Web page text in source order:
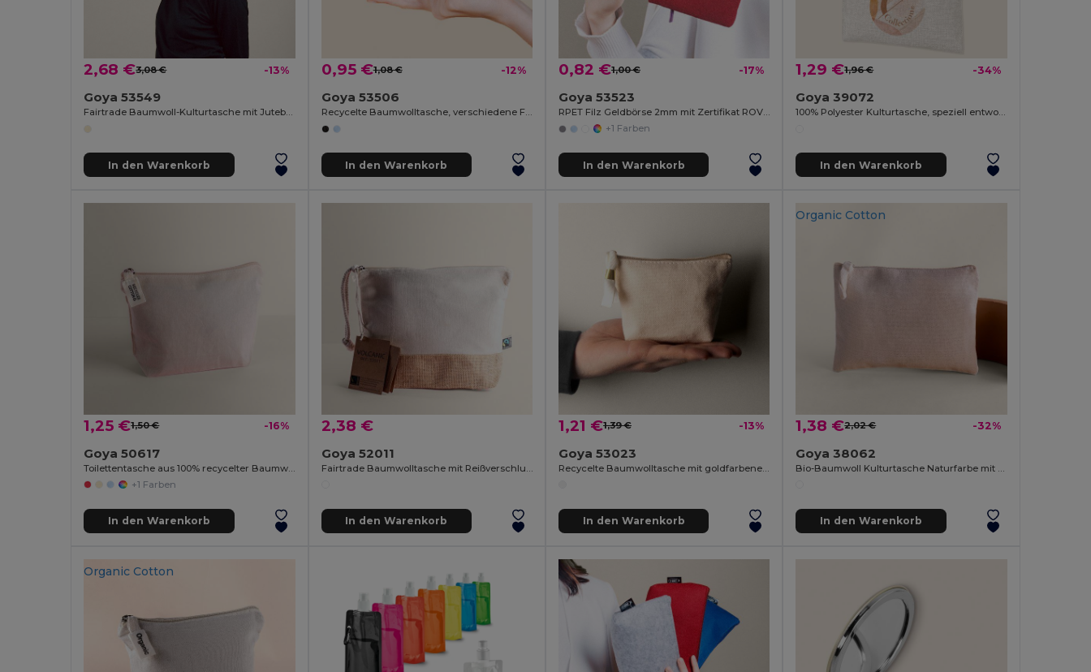
2,68 €3,08 € -13%
Goya 53549
Fairtrade Baumwoll-Kulturtasche mit Juteboden und Griff PALAWAN
In den Warenkorb
0,95 €1,08 € -12%
Goya 53506
Recycelte Baumwolltasche, verschiedene Farben, GRS-Zertifikat KALA
In den Warenkorb
0,82 €1,00 € -17%
Goya 53523
RPET Filz Geldbörse 2mm mit Zertifikat ROVER
+1 Farben
In den Warenkorb
1,29 €1,96 € -34%
Goya 39072
100% Polyester Kulturtasche, speziell entworfen SION
In den Warenkorb
1,25 €1,50 € -16%
Goya 50617
+1 Farben
In den Warenkorb
2,38 €
Goya 52011
In den Warenkorb
1,21 €1,39 € -13%
Goya 53023
Recycelte Baumwolltasche mit goldfarbenem Reißverschluss ARGENT
In den Warenkorb
Organic Cotton
1,38 €2,02 € -32%
Goya 38062
In den Warenkorb
Organic Cotton